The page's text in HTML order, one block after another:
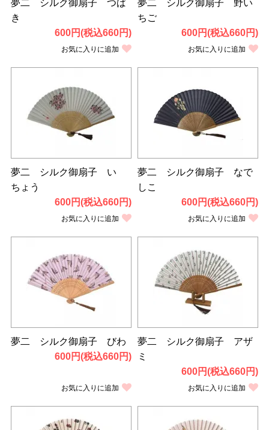
夢二 シルク御扇子 つば
き
600円(税込660円)
お気に入りに追加
夢二 シルク御扇子 野い
ちご
600円(税込660円)
お気に入りに追加
夢二 シルク御扇子 い
ちょう
600円(税込660円)
お気に入りに追加
夢二 シルク御扇子 なで
しこ
600円(税込660円)
お気に入りに追加
夢二 シルク御扇子 びわ
600円(税込660円)
お気に入りに追加
夢二 シルク御扇子 アザ
ミ
600円(税込660円)
お気に入りに追加